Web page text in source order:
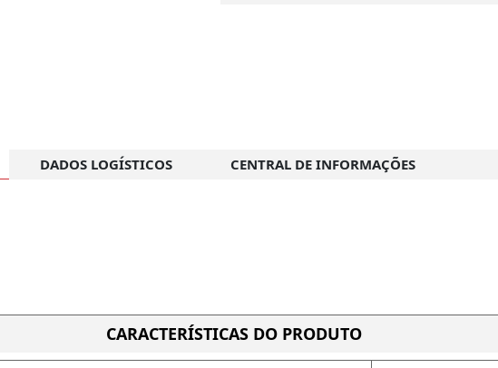
DADOS LOGÍSTICOS CENTRAL DE INFORMAÇÕES
CARACTERÍSTICAS DO PRODUTO